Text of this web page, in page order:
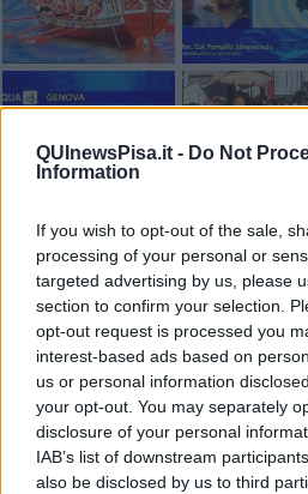
QUInewsPisa.it - Do Not
Information
If you wish to opt-out of the sale,
processing of your personal or
targeted advertising by us, please
section to confirm your selection.
opt-out request is processed you
interest-based ads based on
us or personal information
your opt-out. You may separately
disclosure of your personal
IAB’s list of downstream
also be disclosed by us to third